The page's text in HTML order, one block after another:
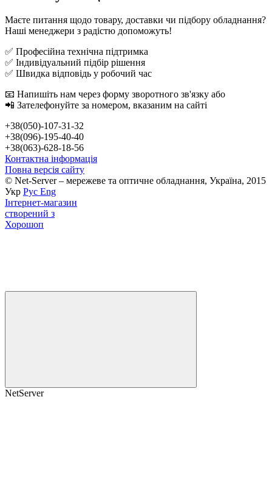
Маєте питання щодо товару, доставки чи підбору обладнання?
Наші менеджери з радістю допоможуть!
✅ Професійна технічна підтримка
✅ Індивідуальний підбір рішення
✅ Швидка відповідь у робочий час
📧 Напишіть нам через форму зворотного зв'язку або
📲 Зателефонуйте за номером, вказаним на сайті
+38(050)-107-31-32
+38(096)-195-40-40
+38(063)-628-18-56
Контактна інформація
Повна версія сайту
© Net-Server – мережеве та оптичне обладнання, Україна, 2015
Укр Рус Eng
Інтернет-магазин
створений з
Хорошоп
NetServer